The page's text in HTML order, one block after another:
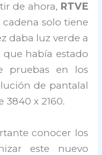
de ahora, RTVE
solo tiene
daba luz verde a
que había estado
pruebas en los
de pantalal
3840 x 2160.
conocer los
este nuevo